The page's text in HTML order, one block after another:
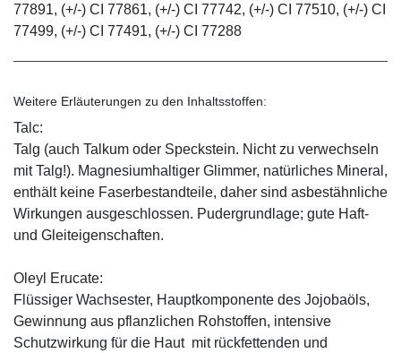
77891, (+/-) CI 77861, (+/-) CI 77742, (+/-) CI 77510, (+/-) CI
77499, (+/-) CI 77491, (+/-) CI 77288
Weitere Erläuterungen zu den Inhaltsstoffen:
Talc:
Talg (auch Talkum oder Speckstein. Nicht zu verwechseln
mit Talg!). Magnesiumhaltiger Glimmer, natürliches Mineral,
enthält keine Faserbestandteile, daher sind asbestähnliche
Wirkungen ausgeschlossen. Pudergrundlage; gute Haft-
und Gleiteigenschaften.
Oleyl Erucate:
Flüssiger Wachsester, Hauptkomponente des Jojobaöls,
Gewinnung aus pflanzlichen Rohstoffen, intensive
Schutzwirkung für die Haut mit rückfettenden und